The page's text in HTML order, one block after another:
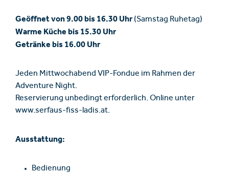
info@serfaus-fiss-ladis.at
Geöffnet von 9.00 bis 16.30 Uhr (Samstag Ruhetag)
Warme Küche bis 15.30 Uhr
Getränke bis 16.00 Uhr
Jeden Mittwochabend VIP-Fondue im Rahmen der
Adventure Night.
Reservierung unbedingt erforderlich. Online unter
www.serfaus-fiss-ladis.at.
Ausstattung:
Bedienung